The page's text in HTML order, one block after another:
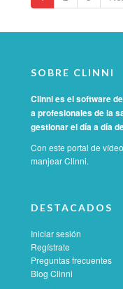
SOBRE CLINNI
Clinni es el software
a profesionales de la
gestionar el día a día
Con este portal de
manjear Clinni.
DESTACADOS
Iniciar sesión
Regístrate
Preguntas frecuentes
Blog Clinni